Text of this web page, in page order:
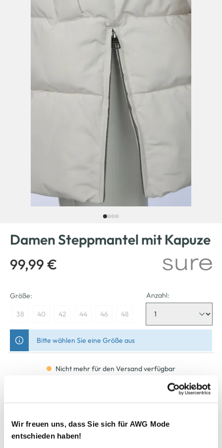
Wir freuen uns, dass Sie sich für AWG Mode
entschieden haben!
Damen Steppmantel mit Kapuze
99,99 €
Größe:
38 40 42 44 46 48
Anzahl:
Bitte wählen Sie eine Größe aus
Nicht mehr für den Versand verfügbar
Schneller DHL Versand: in 1–3 Werktagen